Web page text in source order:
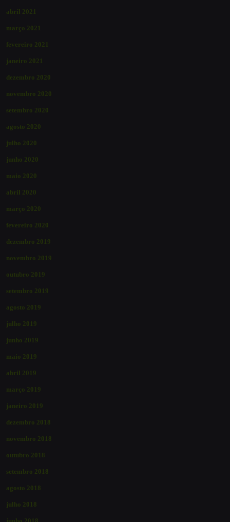
abril 2021
março 2021
fevereiro 2021
janeiro 2021
dezembro 2020
novembro 2020
setembro 2020
agosto 2020
julho 2020
junho 2020
maio 2020
abril 2020
março 2020
fevereiro 2020
dezembro 2019
novembro 2019
outubro 2019
setembro 2019
agosto 2019
julho 2019
junho 2019
maio 2019
abril 2019
março 2019
janeiro 2019
dezembro 2018
novembro 2018
outubro 2018
setembro 2018
agosto 2018
julho 2018